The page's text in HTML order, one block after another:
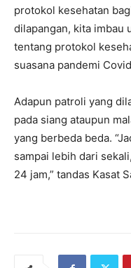
protokol kesehatan
dilapangan, kita imbau
tentang protokol
suasana pandemi
Adapun patroli yang
pada siang ataupun
yang berbeda beda.
sampai lebih dari
24 jam,” tandas Kasat